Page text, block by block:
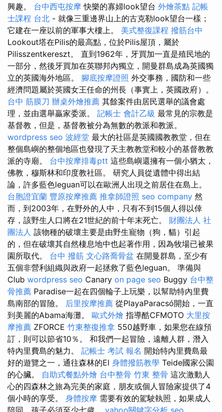
興趣。 台中西屯按摩 快樂的寡婦look望台 外燴茶點 記帳
士課程 台北 - 就像三重邊界山上的古克勒look望台一樣；
它建在一座以前的軍事大樓上。 美式整復課程 撥筋台中
Lookout塔在Pilis的最高點，位於Pilis屋頂，屬於
Pilisszentkereszt。 直到1962年，牙買加一直是殖民地的
一部分，然後牙買加在英聯邦內獨立，開曼群島成為英國獨
立的英國海外地區。 腳底按摩證照 外交事務，國防和一些
經濟問題屬於英國女王任命的州長（事實上，英國政府）。
台中 筋膜刀 辦桌外燴推薦 其餘案件由居民選舉的議會處
理，並由選舉贏家委派。 記帳士 會計乙級 最常見的宗教是
基督教，但是，基督教被分為無數的教派和教派。
wordpress seo 波經堂 最大的社區是英國國教教堂，但在
整個島嶼的整個地區也發現了天主教教堂和較小的基督教教
派的寺廟。 台中按摩排毒ptt 這些島嶼還擁有一個小猶太，
佛教，穆斯林和印度教社區。 研究人員從遺體中得出結
論，許多藍色leguan可以在歐洲人出現之前居住在島上。
台胞證宜蘭 豐原按摩推薦 推拿師證照 seo company 然
而，到2003年，在野外的人中，只有不到15個人得以倖
存，該野生人口將在21世紀的前十年末死亡。 財團法人 社
團法人 該物種的破壞主要是由野生寵物（狗，貓）引起
的，但在破壞其自然棲息地中也起著作用，因為牧場已被果
園所取代。 台中 撥筋 文心路喬骨盆 在開曼群島，至少有
五個非營利組織與政府一起拯救了藍色leguan。 準備與
Club wordpress seo Canary on page seo Buggy 台中整
骨推薦 Paradise一起在四個輪子上玩樂，以幫助特內里費
島南部的冒險。 后里按摩推薦 從PlayaParacsó開始，一直
到美麗的Abama海灘。 歐式外燴 指導酷CFMOTO 大里按
摩推薦 ZFORCE 竹東整復推拿 550越野車，如果您在線預
訂，則可以節省10％。 和我們一起冒險，遠離人群，潛入
特內里費島的魅力。 記帳士 考試 報名 開始特內里費島最
好的遊覽之一，通往森林的El 身體撥筋教學 Teide國家公園
的心臟。 自助式餐點外燴 台中整骨 竹東 整骨 這次激動人
心的四森林之旅為完美的家庭，朋友或個人冒險家提供了4
個小時的享受。 身體按摩 需要有效的駕駛執照，如果成人
陪同，孩子必須至少七歲。 yahoo關鍵字分析 seo